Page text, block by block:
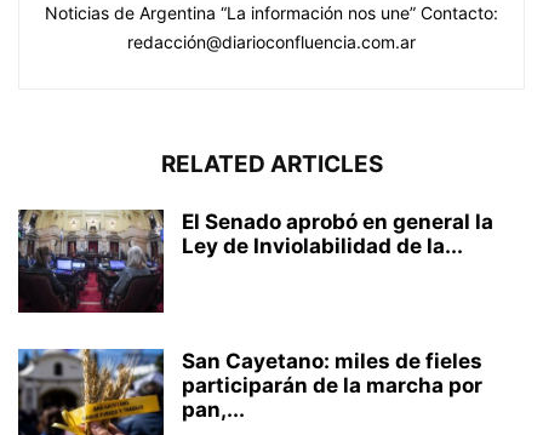
Noticias de Argentina “La información nos une” Contacto:
redacción@diarioconfluencia.com.ar
RELATED ARTICLES
El Senado aprobó en general la
Ley de Inviolabilidad de la...
San Cayetano: miles de fieles
participarán de la marcha por
pan,...